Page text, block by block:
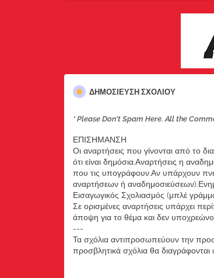
ΔΗΜΟΣΊΕΥΣΗ ΣΧΟΛΊΟΥ
* Please Don't Spam Here. All the
ΕΠΙΣΗΜΑΝΣΗ
Οι αναρτήσεις που γίνονται από το
ότι είναι δημόσια.Αναρτήσεις η
που τις υπογράφουν.Αν υπάρχουν
αναρτήσεων ή
Εισαγωγικός Σχολιασμός (μπλέ
Σε ορισμένες αναρτήσεις υπάρχει
άποψη για το θέμα και δεν
---
Τα σχόλια αντιπροσωπεύουν την
προσβλητικά σχόλια θα διαγράφονται